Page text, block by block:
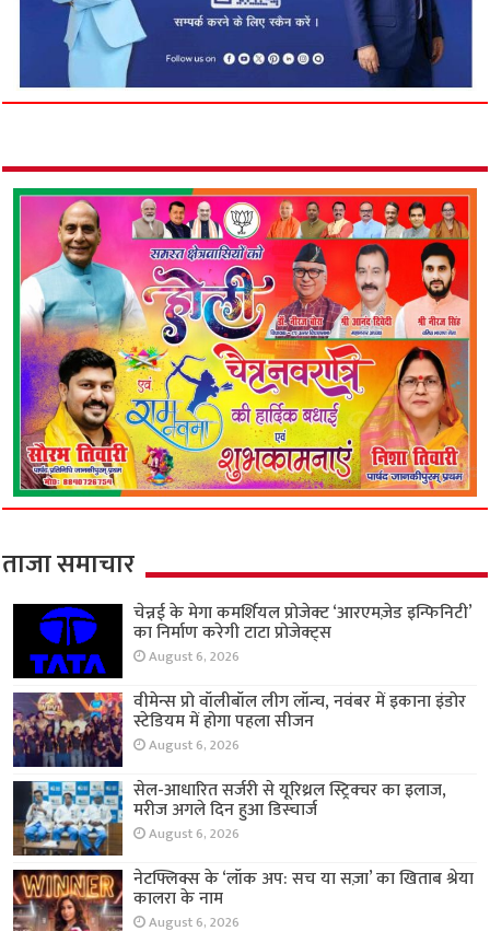
ताजा समाचार
चेन्नई के मेगा कमर्शियल प्रोजेक्ट ‘आरएमज़ेड इन्फिनिटी’
का निर्माण करेगी टाटा प्रोजेक्ट्स
August 6, 2026
वीमेन्स प्रो वॉलीबॉल लीग लॉन्च, नवंबर में इकाना इंडोर
स्टेडियम में होगा पहला सीजन
August 6, 2026
सेल-आधारित सर्जरी से यूरिथ्रल स्ट्रिक्चर का इलाज,
मरीज अगले दिन हुआ डिस्चार्ज
August 6, 2026
नेटफ्लिक्स के ‘लॉक अप: सच या सज़ा’ का खिताब श्रेया
कालरा के नाम
August 6, 2026